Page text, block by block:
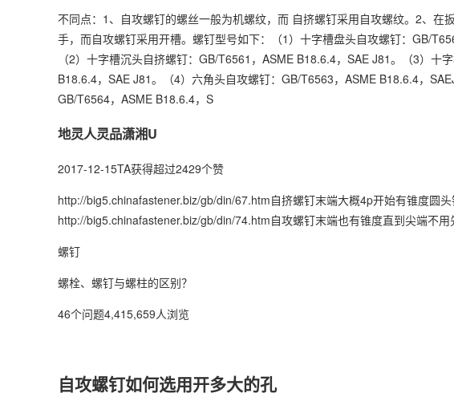
不同点：1、自攻螺钉的螺丝一般为机螺纹，而 自挤螺钉采用自攻螺纹。2、在
手，而自攻螺钉采用开槽。螺钉型号如下：（1）十字槽盘头自攻螺钉：GB/
（2）十字槽沉头自挤螺钉：GB/T6561，ASME B18.6.4，SAE J81。（3）十
B18.6.4，SAE J81。（4）六角头自攻螺钉：GB/T6563，ASME B18.6.4，
GB/T6564，ASME B18.6.4，S
地灵人灵品潇湘U
2017-12-15TA获得超过2429个赞
http://big5.chinafastener.biz/gb/din/67.htm自挤螺钉末端大概4p开始有锥度圆
http://big5.chinafastener.biz/gb/din/74.htm自攻螺钉末端也有锥度直到尖端不
螺钉
螺栓、螺钉与螺柱的区别？
46个问题4,415,659人浏览
自攻螺钉如何选用开多大的孔